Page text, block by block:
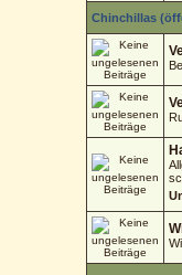
Chinchillas